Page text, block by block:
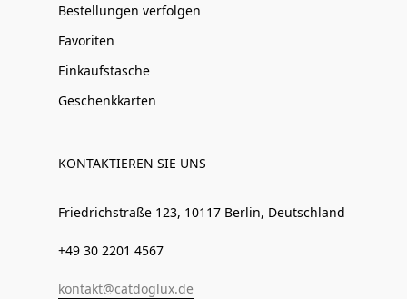
Bestellungen verfolgen
Favoriten
Einkaufstasche
Geschenkkarten
KONTAKTIEREN SIE UNS
Friedrichstraße 123, 10117 Berlin, Deutschland
+49 30 2201 4567
kontakt@catdoglux.de